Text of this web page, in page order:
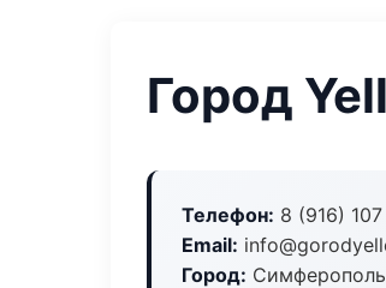
Город
Телефон: 8 (916)
Email:
Город: Симферополь